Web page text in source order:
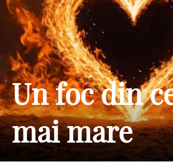
Un foc din
mai mare